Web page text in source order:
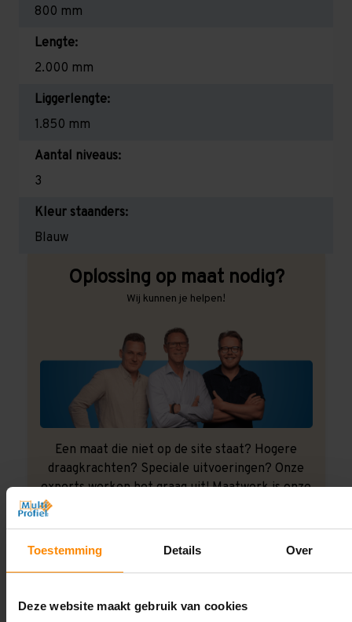
Toestemming Details Over
Deze website maakt gebruik van cookies
800 mm
Lengte:
2.000 mm
Liggerlengte:
1.850 mm
Aantal niveaus:
3
Kleur staanders:
Blauw
Oplossing op maat nodig?
Wij kunnen je helpen!
Een maat die niet op de site staat? Hogere
draagkrachten? Speciale uitvoeringen? Onze
experts werken het graag uit! Maatwerk is onze
Montage uitbesteden?